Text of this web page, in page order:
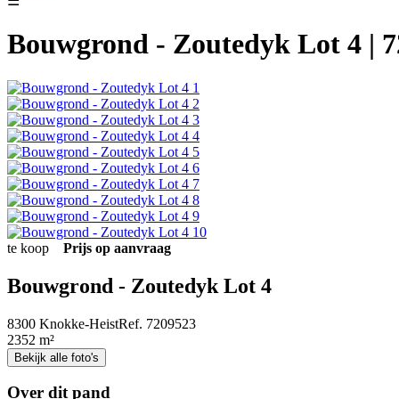
Bouwgrond - Zoutedyk Lot 4 |
te koop Prijs op aanvraag
Bouwgrond - Zoutedyk Lot 4
8300 Knokke-HeistRef. 7209523
2352 m²
Bekijk alle foto's
Over dit pand